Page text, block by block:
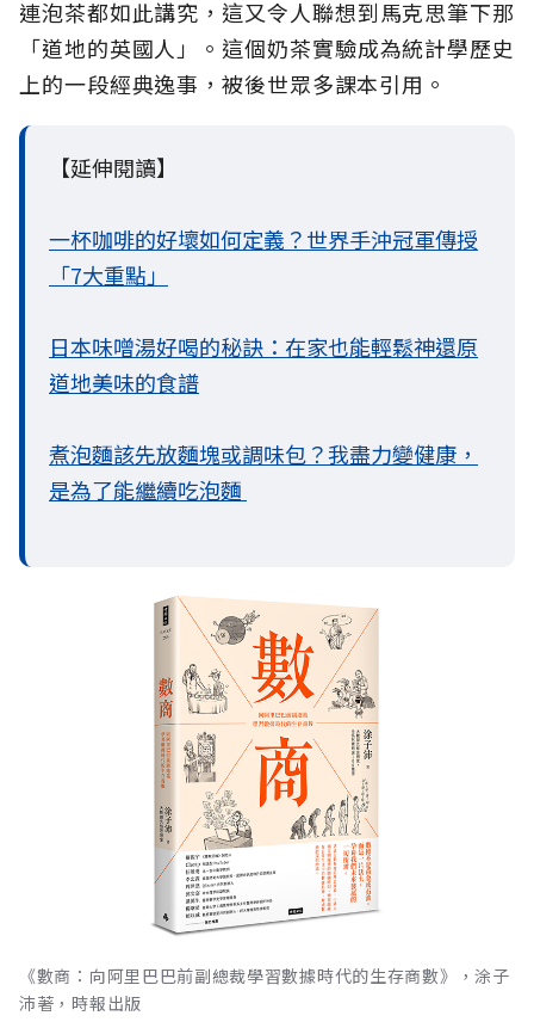
連泡茶都如此講究，這又令人聯想到馬克思筆下那
「道地的英國人」。這個奶茶實驗成為統計學歷史
上的一段經典逸事，被後世眾多課本引用。
【延伸閱讀】
一杯咖啡的好壞如何定義？世界手沖冠軍傳授
「7大重點」
日本味噌湯好喝的秘訣：在家也能輕鬆神還原
道地美味的食譜
煮泡麵該先放麵塊或調味包？我盡力變健康，
是為了能繼續吃泡麵
《數商：向阿里巴巴前副總裁學習數據時代的生存商數》，涂子
沛著，時報出版